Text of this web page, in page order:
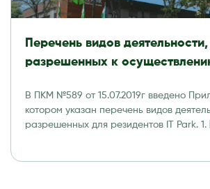
Перечень видов деятельности,
разрешенных к
программных продуктов и
информационных технологий
В ПКМ №589 от 15.07.2019г введено
котором указан перечень видов
разрешенных для резидентов IT Park. 1.